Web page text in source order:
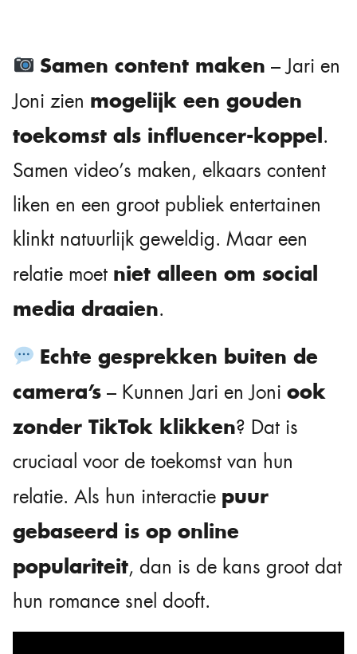
Samen content maken – Jari en
Joni zien mogelijk een gouden
toekomst als influencer-koppel.
Samen video’s maken, elkaars content
liken en een groot publiek entertainen
klinkt natuurlijk geweldig. Maar een
relatie moet niet alleen om social
media draaien.
Echte gesprekken buiten de
camera’s – Kunnen Jari en Joni ook
zonder TikTok klikken? Dat is
cruciaal voor de toekomst van hun
relatie. Als hun interactie puur
gebaseerd is op online
populariteit, dan is de kans groot dat
hun romance snel dooft.